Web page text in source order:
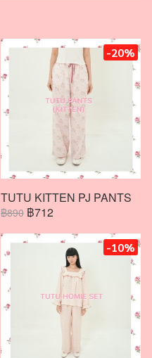
-20%
TUTU KITTEN PJ PANTS
฿890 ฿712
-10%